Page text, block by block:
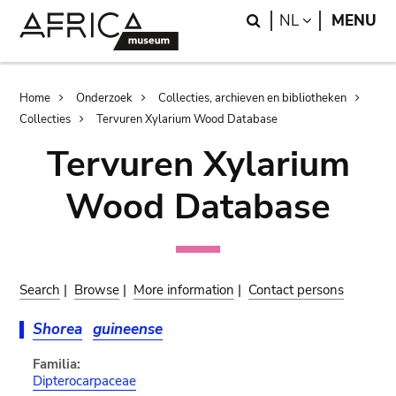
Search
NL LANGUAGE
MENU
Breadcrumb
Home Onderzoek
Collecties, archieven en bibliotheken
Collecties
Tervuren Xylarium Wood Database
Tervuren Xylarium
Wood Database
Search | Browse | More information | Contact persons
Shorea guineense
Familia:
Dipterocarpaceae